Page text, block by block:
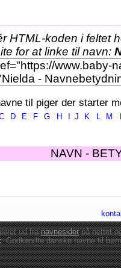
HTML-koden i feltet
for at linke til navn:
til piger der starter
D E F G H J K L M
NAVN -
ud franavnesiderpå nettet
: Godkendte danskenavne til børn